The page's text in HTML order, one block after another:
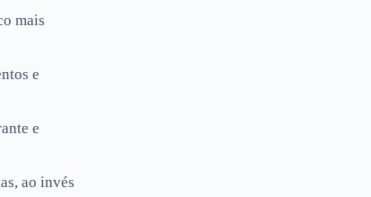
mais
e
e
ao invés